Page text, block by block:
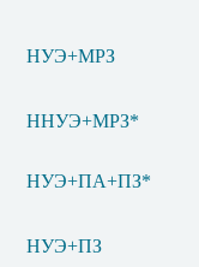
НУЭ+МРЗ
ННУЭ+МРЗ*
НУЭ+ПА+ПЗ*
НУЭ+ПЗ